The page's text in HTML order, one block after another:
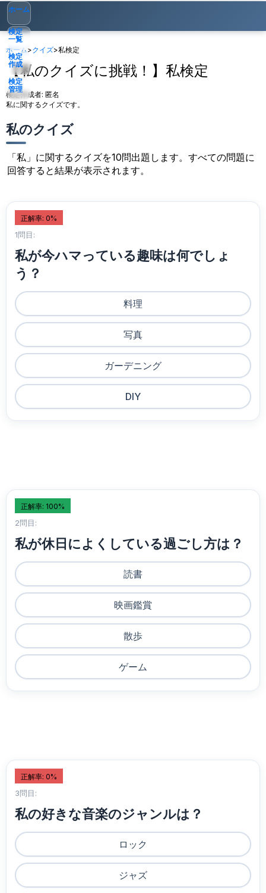
ホーム
検定
一覧
検定
作成
検定
管理
ゲスト ▾
ホーム>クイズ>私検定
【私のクイズに挑戦！】私検定
検定作成者: 匿名
私に関するクイズです。
私のクイズ
「私」に関するクイズを10問出題します。すべての問題に
回答すると結果が表示されます。
正解率: 0%
1問目:
私が今ハマっている趣味は何でしょ
う？
料理
写真
ガーデニング
DIY
正解率: 100%
2問目:
私が休日によくしている過ごし方は？
読書
映画鑑賞
散歩
ゲーム
正解率: 0%
3問目:
私の好きな音楽のジャンルは？
ロック
ジャズ